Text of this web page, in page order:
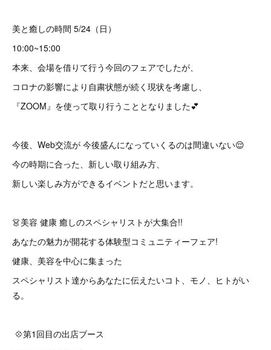
美と癒しの時間 5/24（日）
10:00~15:00
本来、会場を借りて行う今回のフェアでしたが、
コロナの影響により自粛状態が続く現状を考慮し、
『ZOOM』を使って取り行うこととなりました💕
今後、Web交流が 今後盛んになっていくるのは間違いない😌
今の時期に合った、新しい取り組み方、
新しい楽しみ方ができるイベントだと思います。
👗美容 健康 癒しのスペシャリストが大集合!!
あなたの魅力が開花する体験型コミュニティーフェア!
健康、美容を中心に集まった
スペシャリスト達からあなたに伝えたいコト、モノ、ヒトがい
る。
💠第1回目の出店ブース